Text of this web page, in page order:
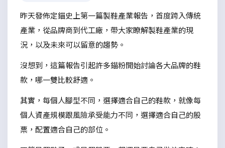
昨天發佈定錨史上第一篇製鞋產業報告，首度跨入傳統
產業，從品牌商到代工廠，帶大家瞭解製鞋產業的現
況，以及未來可以留意的趨勢。
沒想到，這篇報告引起許多錨粉開始討論各大品牌的鞋
款，哪一雙比較舒適。
其實，每個人腳型不同，選擇適合自己的鞋款，就像每
個人資產規模跟風險承受能力不同，選擇適合自己的股
票，配置適合自己的部位。